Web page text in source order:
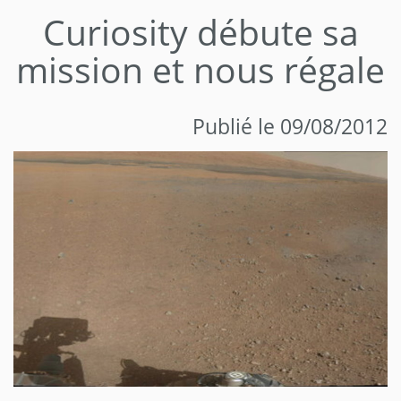
Curiosity débute sa
mission et nous régale
Publié le 09/08/2012